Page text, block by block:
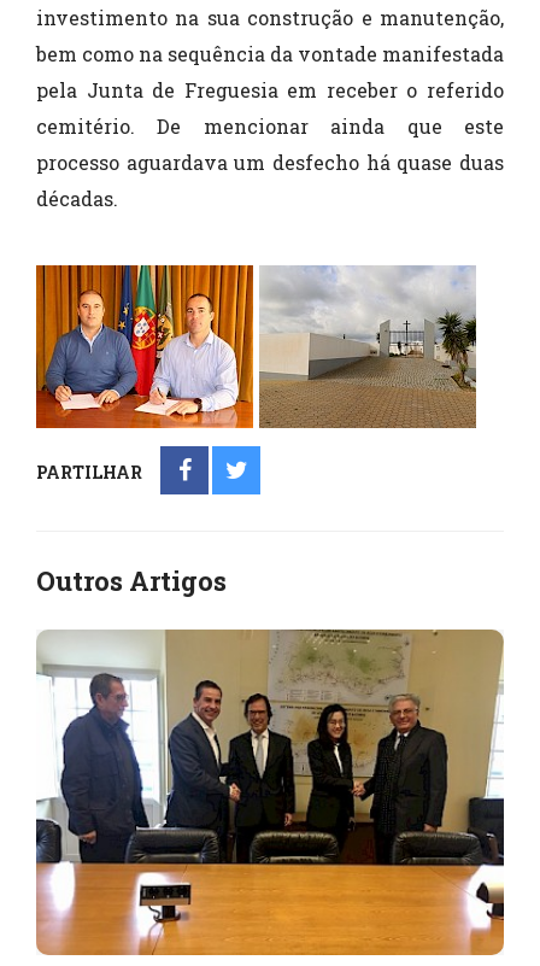
investimento na sua construção e manutenção,
bem como na sequência da vontade manifestada
pela Junta de Freguesia em receber o referido
cemitério. De mencionar ainda que este
processo aguardava um desfecho há quase duas
décadas.
PARTILHAR
Outros Artigos